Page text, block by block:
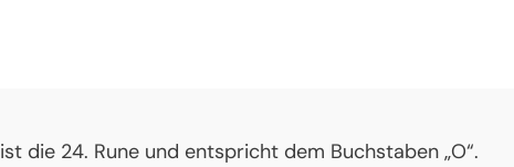
ist die 24. Rune und entspricht dem Buchstaben „O“.